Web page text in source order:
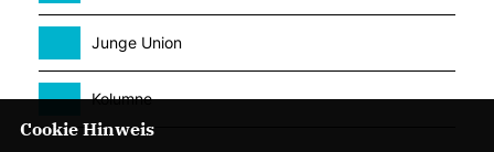
Junge Union
Kolumne
Cookie Hinweis